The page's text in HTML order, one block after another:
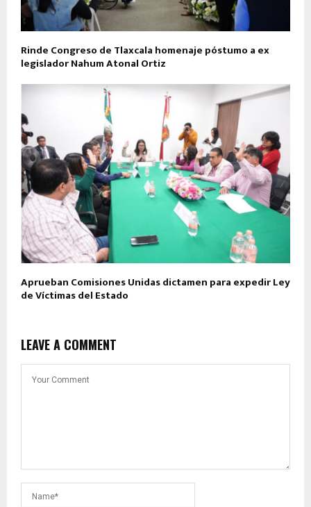
Rinde Congreso de Tlaxcala homenaje póstumo a ex
legislador Nahum Atonal Ortiz
Aprueban Comisiones Unidas dictamen para expedir Ley
de Víctimas del Estado
LEAVE A COMMENT